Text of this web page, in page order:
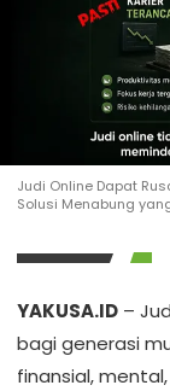
Judi Online Dapat
Solusi Menabung
YAKUSA.ID –
bagi generasi
finansial,